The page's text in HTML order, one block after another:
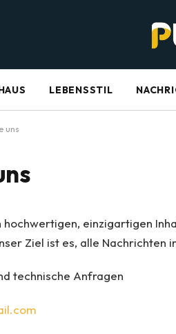
LEBENSSTIL
uns
einzigartigen
Ziel ist es, alle Nachrichten
technische Anfragen